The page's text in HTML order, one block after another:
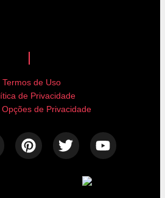
Termos de Uso
de Privacidade
Opções de Privacidade